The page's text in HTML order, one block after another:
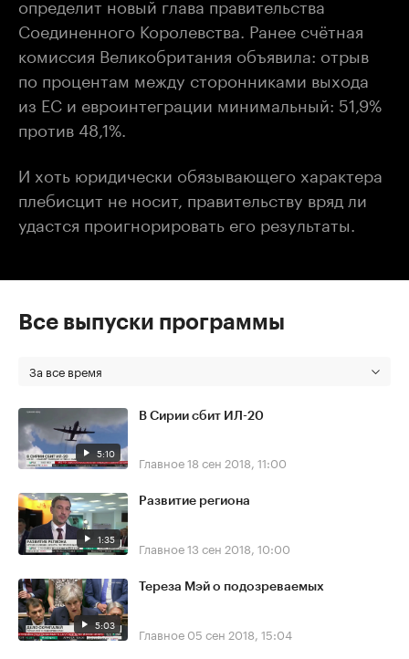
Соединенного Королевства. Ранее счётная
комиссия Великобритания объявила: отрыв
по процентам между сторонниками выхода
из ЕС и евроинтеграции минимальный: 51,9%
против 48,1%.
И хоть юридически обязывающего характера
плебисцит не носит, правительству вряд ли
удастся проигнорировать его результаты.
Все выпуски программы
За все время
5:10
В Сирии сбит ИЛ-20
Главное18 сен 2018, 11:00
1:35
Развитие региона
Главное13 сен 2018, 10:00
5:03
Тереза Мэй о подозреваемых
Главное 05 сен 2018, 15:04